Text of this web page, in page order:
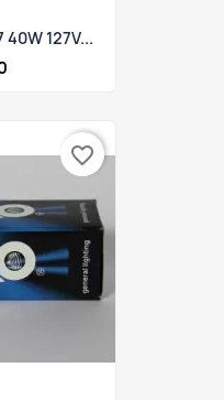
127V...
favorite_border